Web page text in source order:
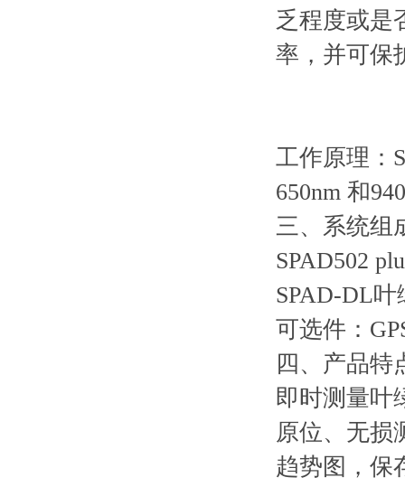
乏程度或是
率，并可保
工作原理：
650nm 和
三、系统组
SPAD502
SPAD-DL
可选件：
四、产品特
即时测量叶
原位、无损
趋势图，